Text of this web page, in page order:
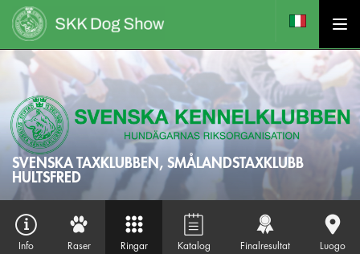
SVENSKA TAXKLUBBEN, SMÅLANDSTAXKLUBB
HULTSFRED
Info Raser Ringar Katalog Finalresultat Luogo